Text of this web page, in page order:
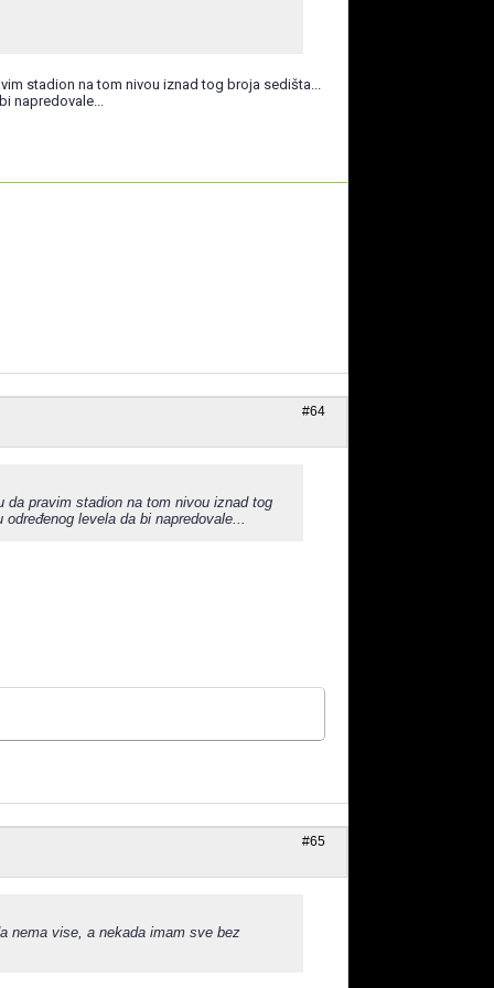
stadion na tom nivou iznad tog broja sedišta...
napredovale...
#64
pravim stadion na tom nivou iznad tog
levela da bi napredovale...
#65
nema vise, a nekada imam sve bez